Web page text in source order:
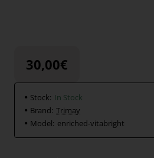
30,00€
Stock: In Stock
Brand: Trimay
Model: enriched-vitabright